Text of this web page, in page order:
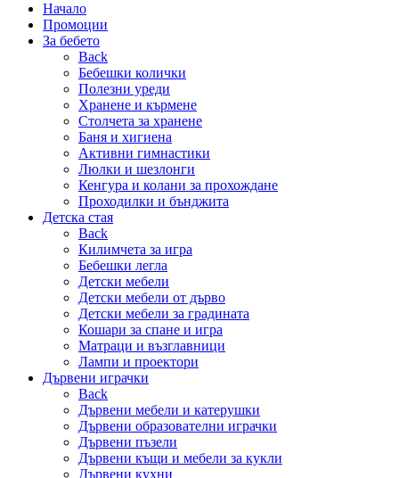
Начало
Промоции
За бебето
Back
Бебешки колички
Полезни уреди
Хранене и кърмене
Столчета за хранене
Баня и хигиена
Активни гимнастики
Люлки и шезлонги
Кенгура и колани за прохождане
Проходилки и бънджита
Детска стая
Back
Килимчета за игра
Бебешки легла
Детски мебели
Детски мебели от дърво
Детски мебели за градината
Кошари за спане и игра
Матраци и възглавници
Лампи и проектори
Дървени играчки
Back
Дървени мебели и катерушки
Дървени образователни играчки
Дървени пъзели
Дървени къщи и мебели за кукли
Дървени кухни